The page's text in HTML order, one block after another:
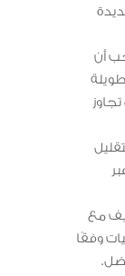
أن
طويلة
مع
وفقًا